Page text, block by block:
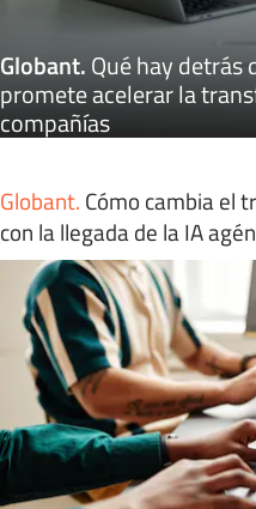
Globant.Qué hay detrás
promete acelerar la
compañías
Globant. Cómo cambia el
con la llegada de la IA